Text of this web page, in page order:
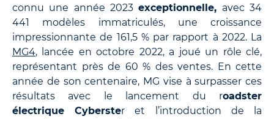
connu une année 2023exceptionnelle, avec 34
441 modèles immatriculés, une croissance
impressionnante de 161,5 % par rapport à 2022. La
MG4, lancée en octobre 2022, a joué un rôle clé,
représentant près de 60 % des ventes. En cette
année de son centenaire, MG vise à surpasser ces
résultats avec le lancement du roadster
électrique Cyberster et l’introduction de la